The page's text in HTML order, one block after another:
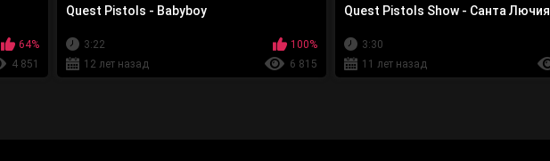
64%
4 851
Quest Pistols - Babyboy
3:22
100%
12 лет назад
6 815
Quest Pistols Show - Санта Лючия
3:30
11 лет назад